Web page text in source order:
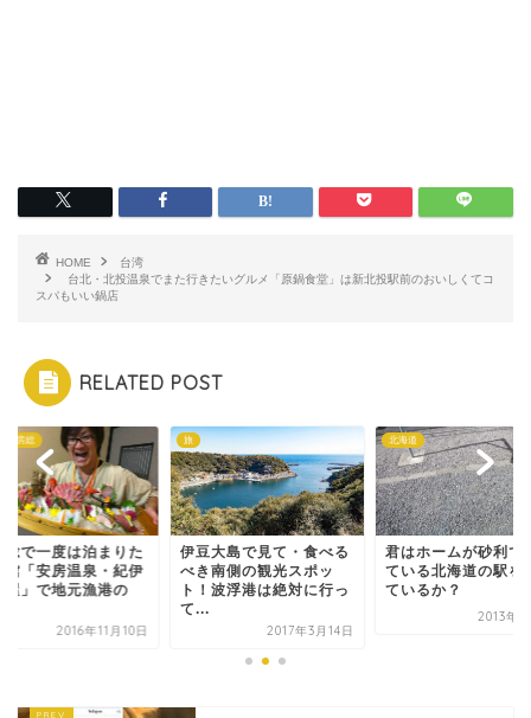
HOME
台湾
台北・北投温泉でまた行きたいグルメ「原鍋食堂」は新北投駅前のおいしくてコ
スパもいい鍋店
RELATED POST
南房総
総で一度は泊まりた
館「安房温泉・紀伊
屋」で地元漁港の
2016年11月10日
旅
伊豆大島で見て・食べる
べき南側の観光スポッ
ト！波浮港は絶対に行っ
て...
2017年3月14日
北海道
君はホームが砂利で
ている北海道の駅を
ているか？
2013年9